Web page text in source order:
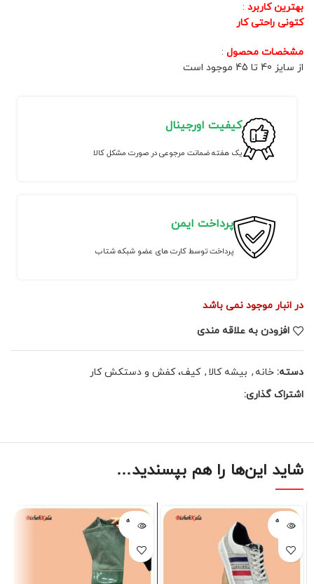
بهترین کاربرد :
کتونی راحتی کار
مشخصات محصول :
از سایز 40 تا 45 موجود است
کیفیت اورجینال
یک هفته ضمانت مرجوعی در صورت مشکل کالا
پرداخت ایمن
پرداخت توسط کارت های عضو شبکه شتاب
در انبار موجود نمی باشد
افزودن به علاقه مندی
دسته: خانه , بیشه کالا , کیف، کفش و دستکش کار
اشتراک گذاری:
شاید این‌ها را هم بپسندید…
فروخته
شده
فروخته
شده